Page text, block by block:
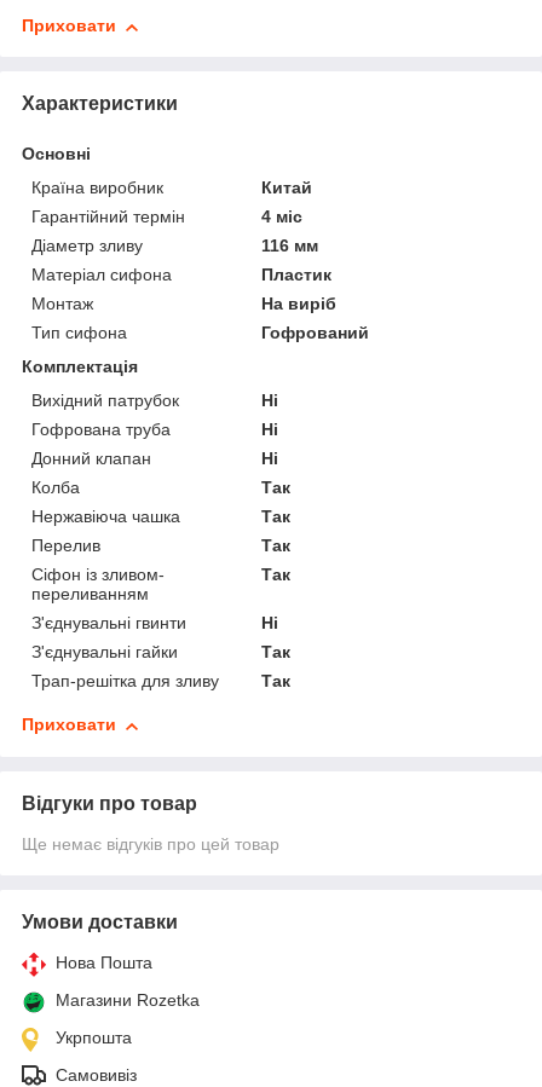
Приховати
Характеристики
Основні
Країна виробник
Китай
Гарантійний термін
4 міс
Діаметр зливу
116 мм
Матеріал сифона
Пластик
Монтаж
На виріб
Тип сифона
Гофрований
Комплектація
Вихідний патрубок
Ні
Гофрована труба
Ні
Донний клапан
Ні
Колба
Так
Нержавіюча чашка
Так
Перелив
Так
Сіфон із зливом-
переливанням
Так
З'єднувальні гвинти
Ні
З'єднувальні гайки
Так
Трап-решітка для зливу
Так
Приховати
Відгуки про товар
Ще немає відгуків про цей товар
Умови доставки
Нова Пошта
Магазини Rozetka
Укрпошта
Самовивіз